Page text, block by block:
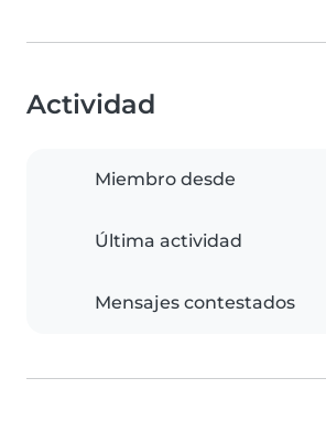
Actividad
Miembro desde
Última actividad
Mensajes contestados